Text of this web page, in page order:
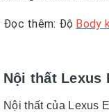
Đọc thêm: Độ Body
Nội thất Lexus
Nội thất của Lexus